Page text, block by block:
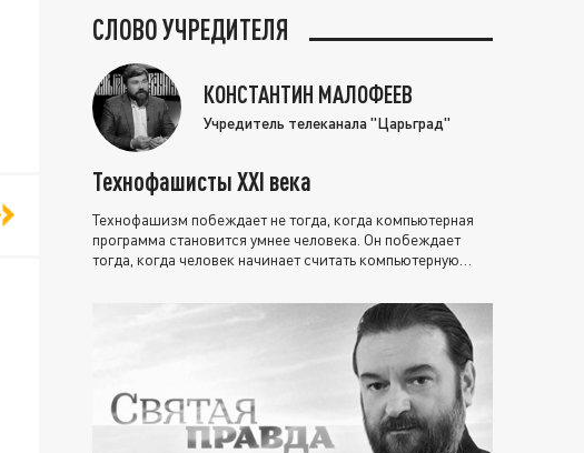
СЛОВО УЧРЕДИТЕЛЯ
КОНСТАНТИН МАЛОФЕЕВ
Учредитель телеканала "Царьград"
Технофашисты XXI века
Технофашизм побеждает не тогда, когда компьютерная
программа становится умнее человека. Он побеждает
тогда, когда человек начинает считать компьютерную